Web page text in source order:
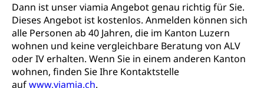
Dann ist unser viamia Angebot genau richtig für Sie.
Dieses Angebot ist kostenlos. Anmelden können sich
alle Personen ab 40 Jahren, die im Kanton Luzern
wohnen und keine vergleichbare Beratung von ALV
oder IV erhalten. Wenn Sie in einem anderen Kanton
wohnen, finden Sie Ihre Kontaktstelle
aufwww.viamia.ch.
Prämienverbilligung (WAS Luzern)
Obligatorische Krankenversicherung (WAS
Luzern)
Kranken- und Unfallversicherung
sichere Lebensmittel, Lebensmittelkontrolle,
Lebensmittelhygiene, Produktesicherheit
Trinkwasser
Lebensmittel
Prävention
Gesundheitsvorsorge, Wellness, Unfallverhütung,
Suchtprävention, Alkoholprävention,